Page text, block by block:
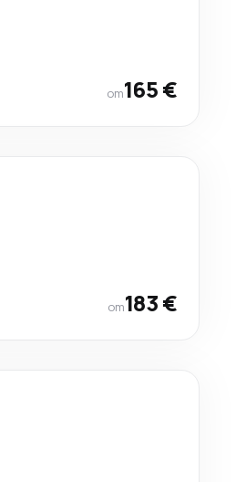
от165 €
от183 €